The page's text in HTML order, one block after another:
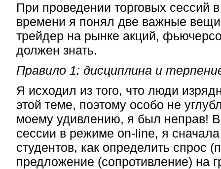
При проведении торговых сессий
времени я понял две важные
трейдер на рынке акций,
должен знать.
Правило 1: дисциплина и
Я исходил из того, что люди
этой теме, поэтому особо не
моему удивлению, я был неправ!
сессии в режиме on-line, я
студентов, как определить спрос
предложение (сопротивление) на